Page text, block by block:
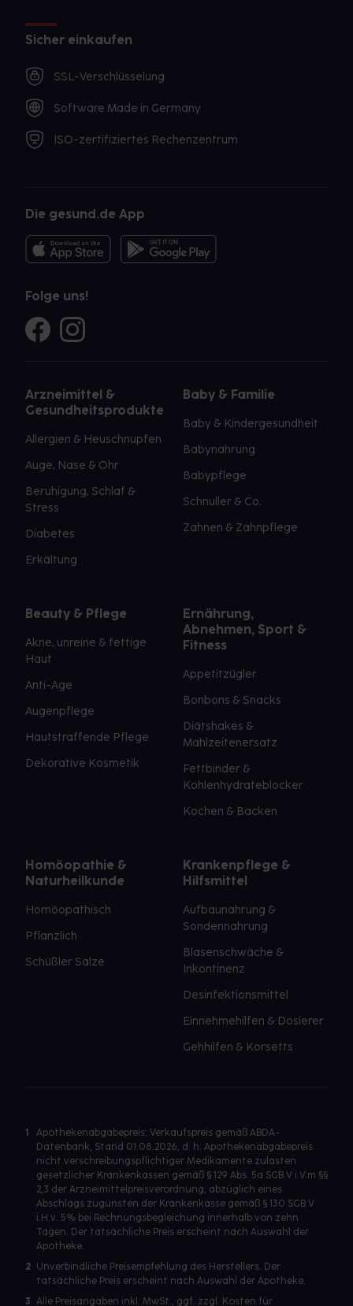
Sicher einkaufen
SSL-Verschlüsselung
Software Made in Germany
ISO-zertifiziertes Rechenzentrum
Die gesund.de App
Folge uns!
Arzneimittel &
Gesundheitsprodukte
Allergien & Heuschnupfen
Auge, Nase & Ohr
Beruhigung, Schlaf &
Stress
Diabetes
Erkältung
Baby & Familie
Baby & Kindergesundheit
Babynahrung
Babypflege
Schnuller & Co.
Zahnen & Zahnpflege
Beauty & Pflege
Akne, unreine & fettige
Haut
Anti-Age
Augenpflege
Hautstraffende Pflege
Dekorative Kosmetik
Ernährung,
Abnehmen, Sport &
Fitness
Appetitzügler
Bonbons & Snacks
Diätshakes &
Mahlzeitenersatz
Fettbinder &
Kohlenhydrateblocker
Kochen & Backen
Homöopathie &
Naturheilkunde
Homöopathisch
Pflanzlich
Schüßler Salze
Krankenpflege &
Hilfsmittel
Aufbaunahrung &
Sondennahrung
Blasenschwäche &
Inkontinenz
Desinfektionsmittel
Einnehmehilfen & Dosierer
Gehhilfen & Korsetts
1
Apothekenabgabepreis: Verkaufspreis gemäß ABDA-
Datenbank, Stand 01.08.2026, d. h. Apothekenabgabepreis
nicht verschreibungspflichtiger Medikamente zulasten
gesetzlicher Krankenkassen gemäß § 129 Abs. 5a SGB V i.V.m §§
2,3 der Arzneimittelpreisverordnung, abzüglich eines
Abschlags zugunsten der Krankenkasse gemäß § 130 SGB V
i.H.v. 5% bei Rechnungsbegleichung innerhalb von zehn
Tagen. Der tatsächliche Preis erscheint nach Auswahl der
Apotheke.
2 Unverbindliche Preisempfehlung des Herstellers. Der
tatsächliche Preis erscheint nach Auswahl der Apotheke.
3 Alle Preisangaben inkl. MwSt., ggf. zzgl. Kosten für